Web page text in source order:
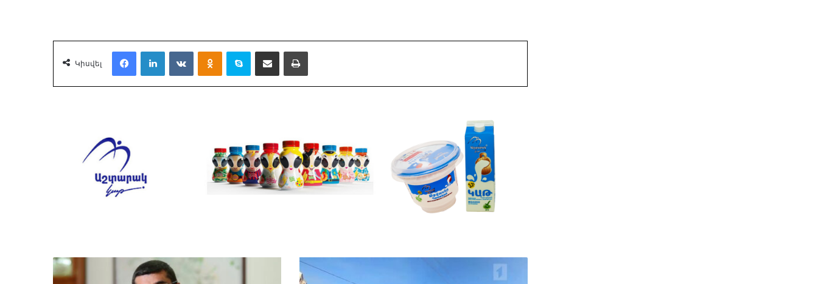
Կիսվել
FacebookLinkedInVKontakteOdnoklassniki
Skype Share via Email Print